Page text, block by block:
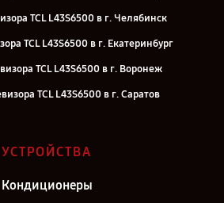
TCL L43S6500 в г. Челябинск
TCL L43S6500 в г. Екатеринбург
TCL L43S6500 в г. Воронеж
TCL L43S6500 в г. Саратов
TCL L43S6500 в г. Киров
TCL L43S6500 в г. Санкт-Петербург
УСТРОЙСТВА
Кондиционеры